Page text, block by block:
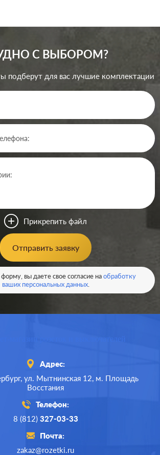
С ВЫБОРОМ?
подберут для вас лучшие комплектации
Отправить заявку
Прикрепить файл
вы даете свое согласие наобработку
ваших персональных данных.
Адрес:
ул. Мытнинская 12, м. Площадь
Восстания
Телефон:
8 (812) 327-03-33
Почта:
zakaz@rozetki.ru